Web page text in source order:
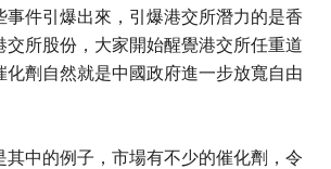
事件引爆出來，引爆港交所潛力的是香
交所股份，大家開始醒覺港交所任重道
化劑自然就是中國政府進一步放寬自由
其中的例子，市場有不少的催化劑，令